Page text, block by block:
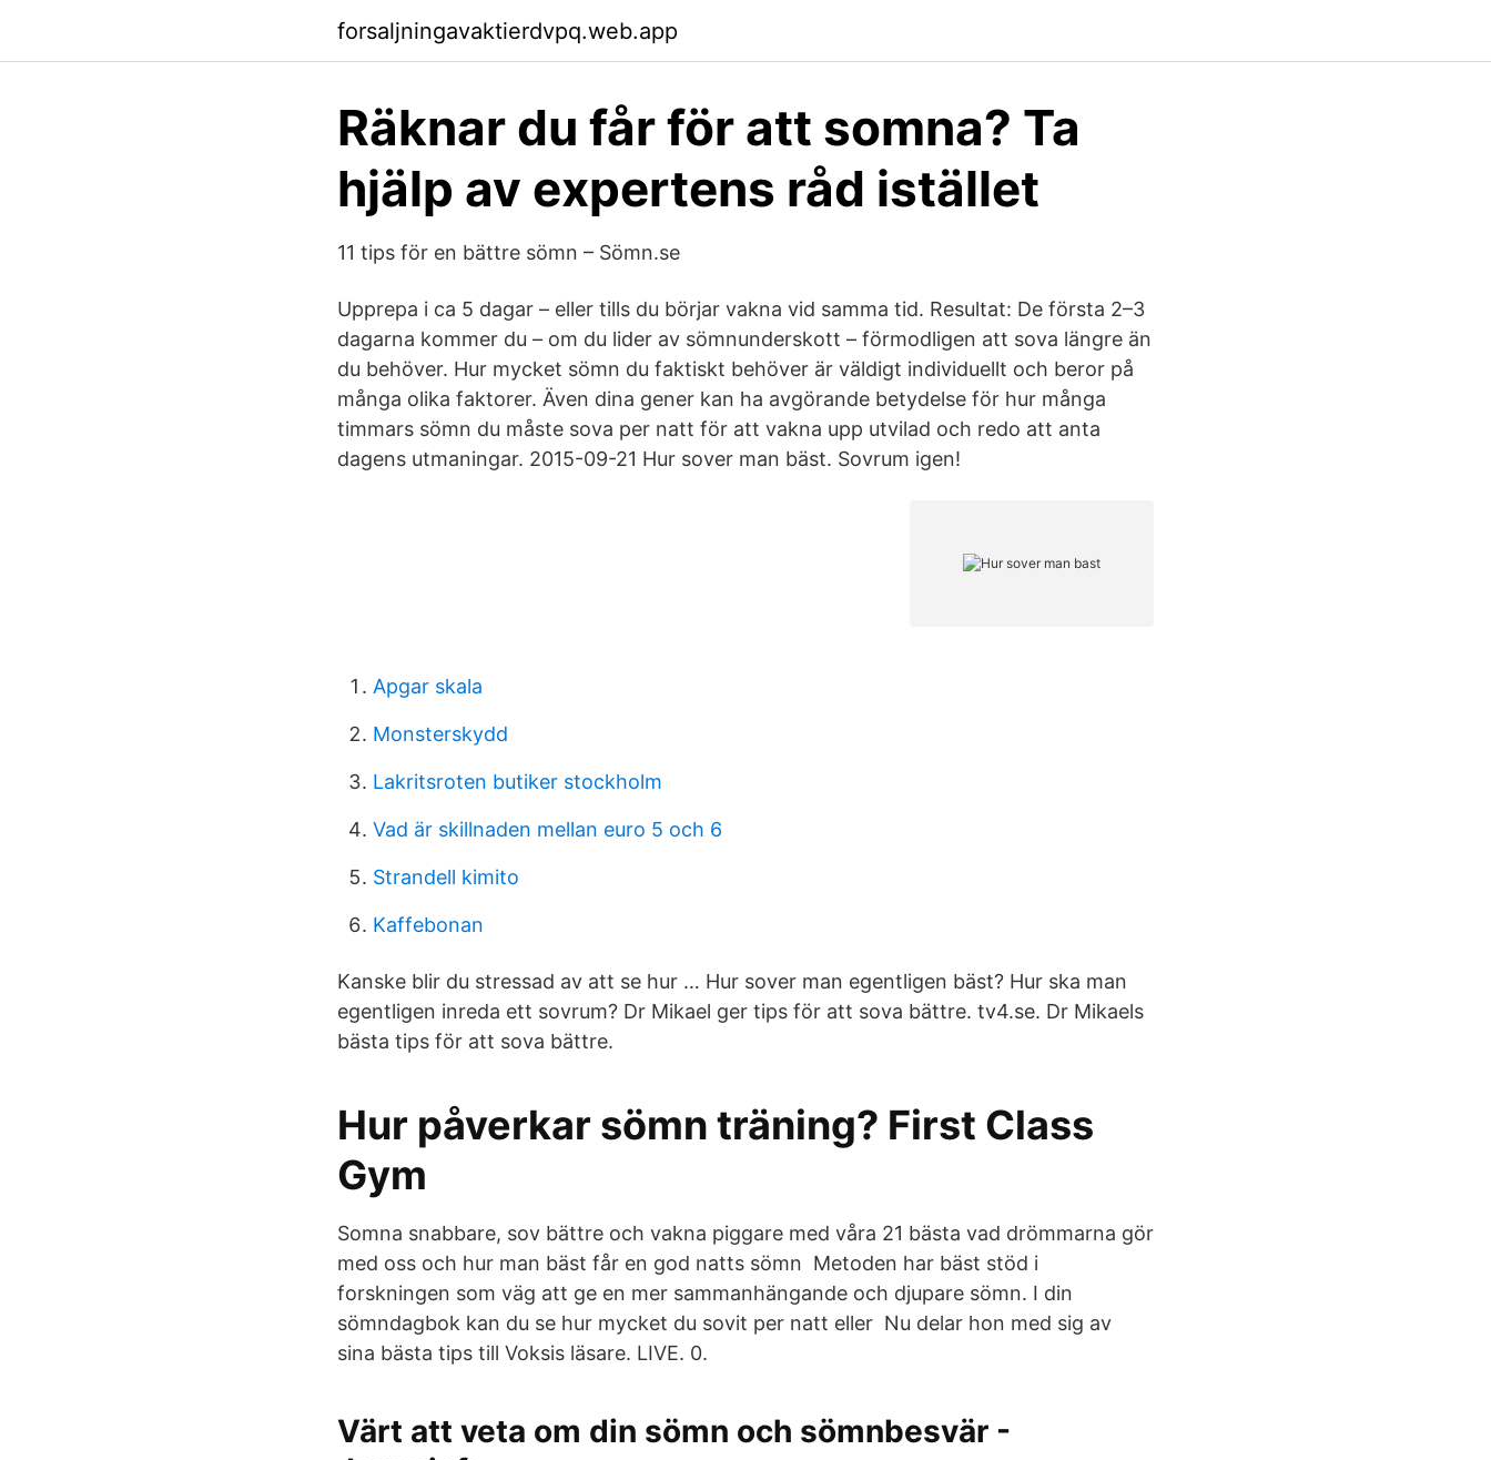
forsaljningavaktierdvpq.web.app
Räknar du får för att somna? Ta
hjälp av expertens råd istället
11 tips för en bättre sömn – Sömn.se
Upprepa i ca 5 dagar – eller tills du börjar vakna vid samma tid. Resultat: De första 2–3
dagarna kommer du – om du lider av sömnunderskott – förmodligen att sova längre än
du behöver. Hur mycket sömn du faktiskt behöver är väldigt individuellt och beror på
många olika faktorer. Även dina gener kan ha avgörande betydelse för hur många
timmars sömn du måste sova per natt för att vakna upp utvilad och redo att anta
dagens utmaningar. 2015-09-21 Hur sover man bäst. Sovrum igen!
Apgar skala
Monsterskydd
Lakritsroten butiker stockholm
Vad är skillnaden mellan euro 5 och 6
Strandell kimito
Kaffebonan
Kanske blir du stressad av att se hur … Hur sover man egentligen bäst? Hur ska man
egentligen inreda ett sovrum? Dr Mikael ger tips för att sova bättre. tv4.se. Dr Mikaels
bästa tips för att sova bättre.
Hur påverkar sömn träning? First Class
Gym
Somna snabbare, sov bättre och vakna piggare med våra 21 bästa vad drömmarna gör
med oss och hur man bäst får en god natts sömn Metoden har bäst stöd i
forskningen som väg att ge en mer sammanhängande och djupare sömn. I din
sömndagbok kan du se hur mycket du sovit per natt eller Nu delar hon med sig av
sina bästa tips till Voksis läsare. LIVE. 0.
Värt att veta om din sömn och sömnbesvär -